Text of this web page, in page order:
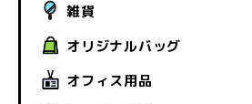
雑貨
オリジナルバッグ
オフィス用品